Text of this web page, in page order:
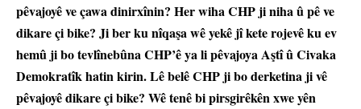
pêvajoyê ve çawa dinirxînin? Her wiha CHP ji niha û pê ve
dikare çi bike? Ji ber ku nîqaşa wê yekê jî kete rojevê ku ev
hemû ji bo tevlînebûna CHP’ê ya li pêvajoya Aştî û Civaka
Demokratîk hatin kirin. Lê belê CHP ji bo derketina ji vê
pêvajoyê dikare çi bike? Wê tenê bi pirsgirêkên xwe yên